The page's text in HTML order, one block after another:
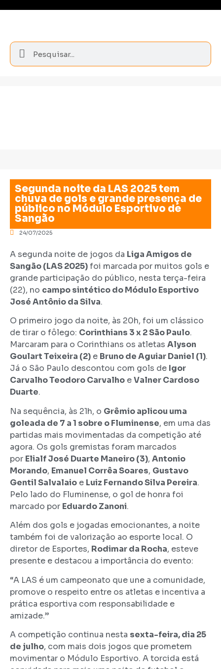
Segunda noite da LAS 2025 tem
chuva de gols e grande presença de
público no Módulo Esportivo de
Sangão
24/07/2025
A segunda noite de jogos da Liga Amigos de
Sangão (LAS 2025)foi marcada por muitos gols e
grande participação do público, nesta terça-feira
(22), no campo sintético do Módulo Esportivo
José Antônio da Silva.
O primeiro jogo da noite, às 20h, foi um clássico
de tirar o fôlego: Corinthians 3 x 2 São Paulo.
Marcaram para o Corinthians os atletas Alyson
Goulart Teixeira (2) e Bruno de Aguiar Daniel (1).
Já o São Paulo descontou com gols de Igor
Carvalho Teodoro Carvalho eValner Cardoso
Duarte.
Na sequência, às 21h, o Grêmio aplicou uma
goleada de 7 a 1 sobre o Fluminense, em uma das
partidas mais movimentadas da competição até
agora. Os gols gremistas foram marcados
por Elialf José Duarte Maneiro (3), Antonio
Morando, Emanuel Corrêa Soares, Gustavo
Gentil Salvalaio e Luiz Fernando Silva Pereira.
Pelo lado do Fluminense, o gol de honra foi
marcado por Eduardo Zanoni.
Além dos gols e jogadas emocionantes, a noite
também foi de valorização ao esporte local. O
diretor de Esportes, Rodimar da Rocha, esteve
presente e destacou a importância do evento:
“A LAS é um campeonato que une a comunidade,
promove o respeito entre os atletas e incentiva a
prática esportiva com responsabilidade e
amizade.”
A competição continua nesta sexta-feira, dia 25
de julho, com mais dois jogos que prometem
movimentar o Módulo Esportivo. A torcida está